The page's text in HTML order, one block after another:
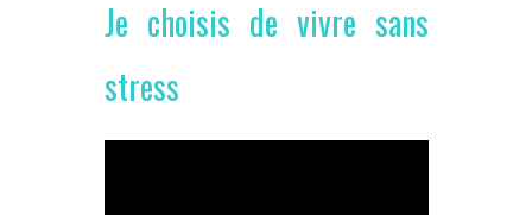
Je choisis de vivre sans
stress